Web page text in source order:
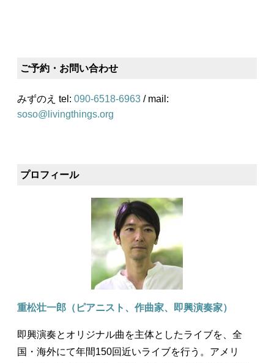
ご予約・お問い合わせ
みずのえ tel: 090-6518-6963 / mail:
soso@livingthings.org
プロフィール
重松壮一郎（ピアニスト、作曲家、即興演奏家）
即興演奏とオリジナル曲を主体としたライブを、全
国・海外にて年間150回近いライブを行う。アメリ